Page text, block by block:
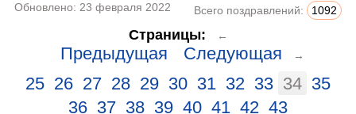
Обновлено: 23 февраля 2022 Всего поздравлений: 1092
Страницы: ←
Предыдущая Следующая →
25 26 27 28 29 30 31 32 33 34 35
36 37 38 39 40 41 42 43